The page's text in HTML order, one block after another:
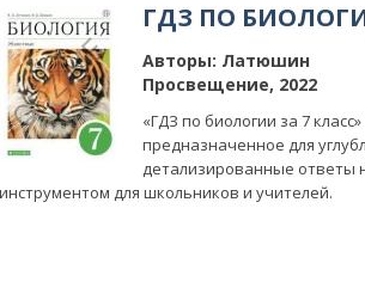
ГДЗ ПО
Авторы: Латюшин
Просвещение, 2022
«ГДЗ по биологии за 7
предназначенное для
детализированные ответы
инструментом для школьников и учителей.